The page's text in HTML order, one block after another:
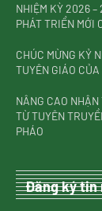
NHIỆM KỲ 2026 –
PHÁT TRIỂN MỚI
CHÚC MỪNG KỶ
TUYÊN GIÁO
NÂNG CAO
TỪ TUYÊN
PHÁO
Đăng ký tin